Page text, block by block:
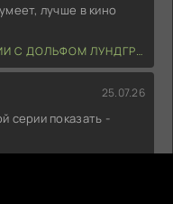
лучше в кино
ЛУНДГРЕНОМ (2026)
25.07.26
серии показать -